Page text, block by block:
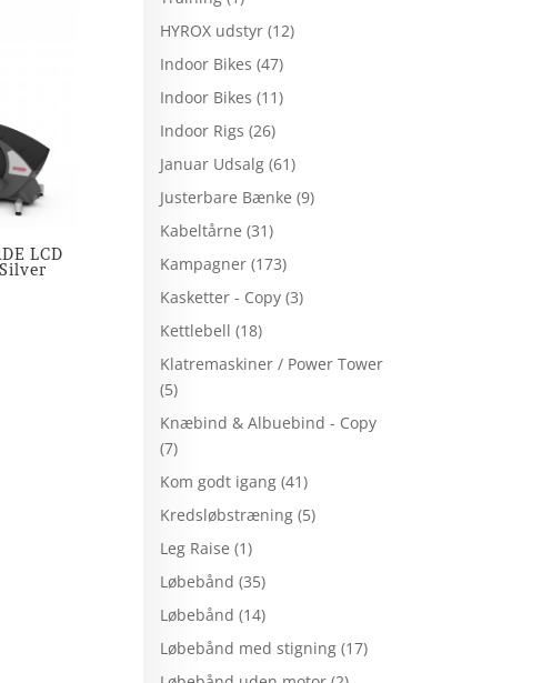
LCD
HYROX udstyr (12)
Indoor Bikes (47)
Indoor Bikes (11)
Indoor Rigs (26)
Januar Udsalg (61)
Justerbare Bænke (9)
Kabeltårne (31)
Kampagner (173)
Kasketter - Copy (3)
Kettlebell (18)
Klatremaskiner / Power Tower
(5)
Knæbind & Albuebind - Copy
(7)
Kom godt igang (41)
Kredsløbstræning (5)
Leg Raise (1)
Løbebånd (35)
Løbebånd (14)
Løbebånd med stigning (17)